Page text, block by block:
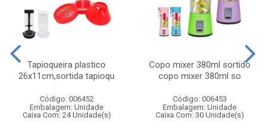
Tapioqueira plastico
26x11cm,sortida tapioqu
Código: 006452
Embalagem: Unidade
Caixa Com: 24 Unidade(s)
Copo mixer 380ml sortido
copo mixer 380ml so
Código: 006453
Embalagem: Unidade
Caixa Com: 30 Unidade(s)